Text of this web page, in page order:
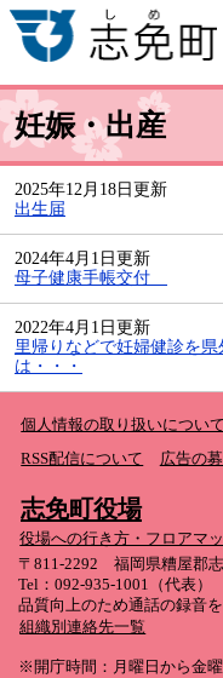
妊娠・出産
2025年12月18日更新
出生届
2024年4月1日更新
母子健康手帳交付
2022年4月1日更新
里帰りなどで妊婦健診を
は・・・
個人情報の取り扱いについて
RSS配信について
広告の
志免町役場
役場への行き方・フロアマ
〒811-2292 福岡県糟屋郡
Tel：092-935-1001（代表）
品質向上のため通話の録音
組織別連絡先一覧
※開庁時間：月曜日から金